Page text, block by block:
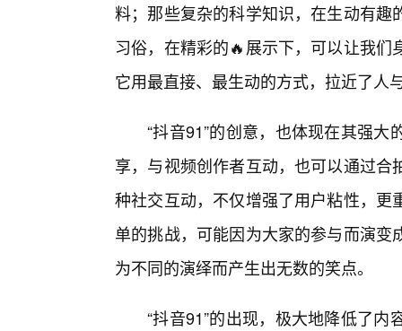
料；那些复杂的科学知识，在生动有
习俗，在精彩的🔥展示下，可以让我
它用最直接、最生动的方式，拉近了人
“抖音91”的创意，也体现在其强
享，与视频创作者互动，也可以通过
种社交互动，不仅增强了用户粘性，
单的挑战，可能因为大家的参与而演
为不同的演绎而产生出无数的笑点。
“抖音91”的出现，极大地降低了